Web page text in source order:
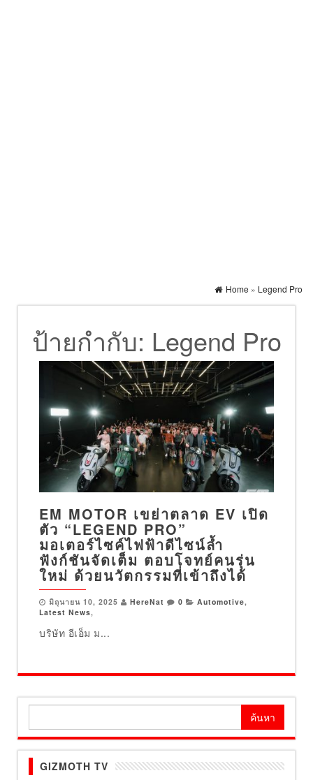
Home » Legend Pro
ป้ายกำกับ: Legend Pro
EM MOTOR เขย่าตลาด EV เปิด
ตัว “LEGEND PRO”
มอเตอร์ไซค์ไฟฟ้าดีไซน์ล้ำ
ฟังก์ชันจัดเต็ม ตอบโจทย์คนรุ่น
ใหม่ ด้วยนวัตกรรมที่เข้าถึงได้
มิถุนายน 10, 2025 HereNat 0 Automotive,
Latest News,
บริษัท อีเอ็ม ม...
GIZMOTH TV